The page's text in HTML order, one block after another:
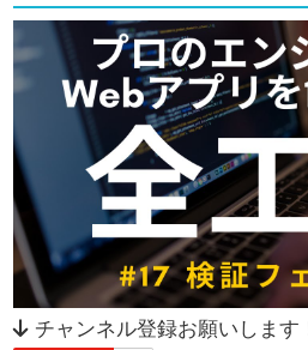
チャンネル登録お願いします